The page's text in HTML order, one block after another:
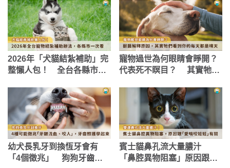
2026年「犬貓結紮補助」完
整懶人包！ 全台各縣市申
寵物過世為何眼睛會睜開？
代表死不瞑目？ 其實牠們
幼犬長乳牙到換恆牙會有
「4個徵兆」 狗狗牙齒照
賓士貓鼻孔流大量膿汁
「鼻腔異物阻塞」原因跟愛